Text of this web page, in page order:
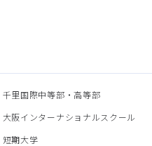
千里国際中等部・高等部
大阪インターナショナルスクール
短期大学